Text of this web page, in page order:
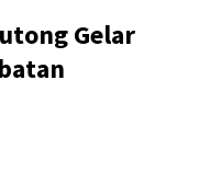
Gelar